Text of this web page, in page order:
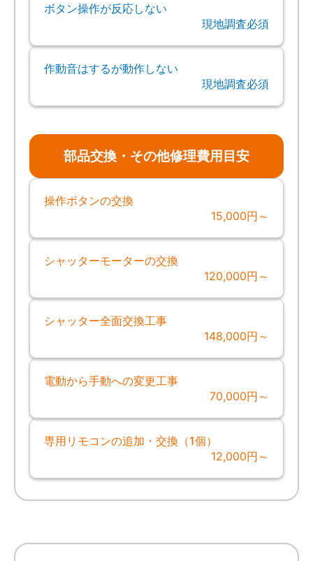
ボタン操作が反応しない
現地調査必須
作動音はするが動作しない
現地調査必須
部品交換・その他修理費用目安
操作ボタンの交換
15,000円～
シャッターモーターの交換
120,000円～
シャッター全面交換工事
148,000円～
電動から手動への変更工事
70,000円～
専用リモコンの追加・交換（1個）
12,000円～